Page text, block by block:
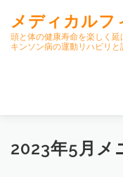
ッ
メディカルフ
頭と体の健康寿命を楽しく
キンソン病の運動リハビリ
ホーム ごあいさ
2023年5月メ